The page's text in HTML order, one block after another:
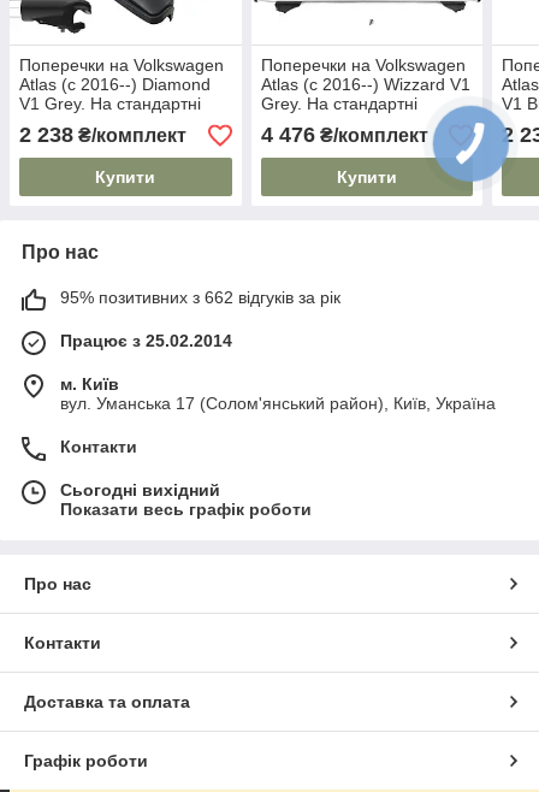
Поперечки на Volkswagen
Atlas (c 2016--) Diamond
V1 Grey. На стандартні
рейлінги. Без замка. Сірі
2 238 ₴/комплект
Купити
Поперечки на Volkswagen
Atlas (c 2016--) Wizzard V1
Grey. На стандартні
рейлінги. Пластиковий
ключ. Сірі
4 476₴/комплект
Купити
V1
2
Про нас
95% позитивних з 662 відгуків за рік
Працює з 25.02.2014
м. Київ
вул. Уманська 17 (Солом'янський район), Київ, Україна
Контакти
Сьогодні вихідний
Показати весь графік роботи
Про нас
Контакти
Доставка та оплата
Графік роботи